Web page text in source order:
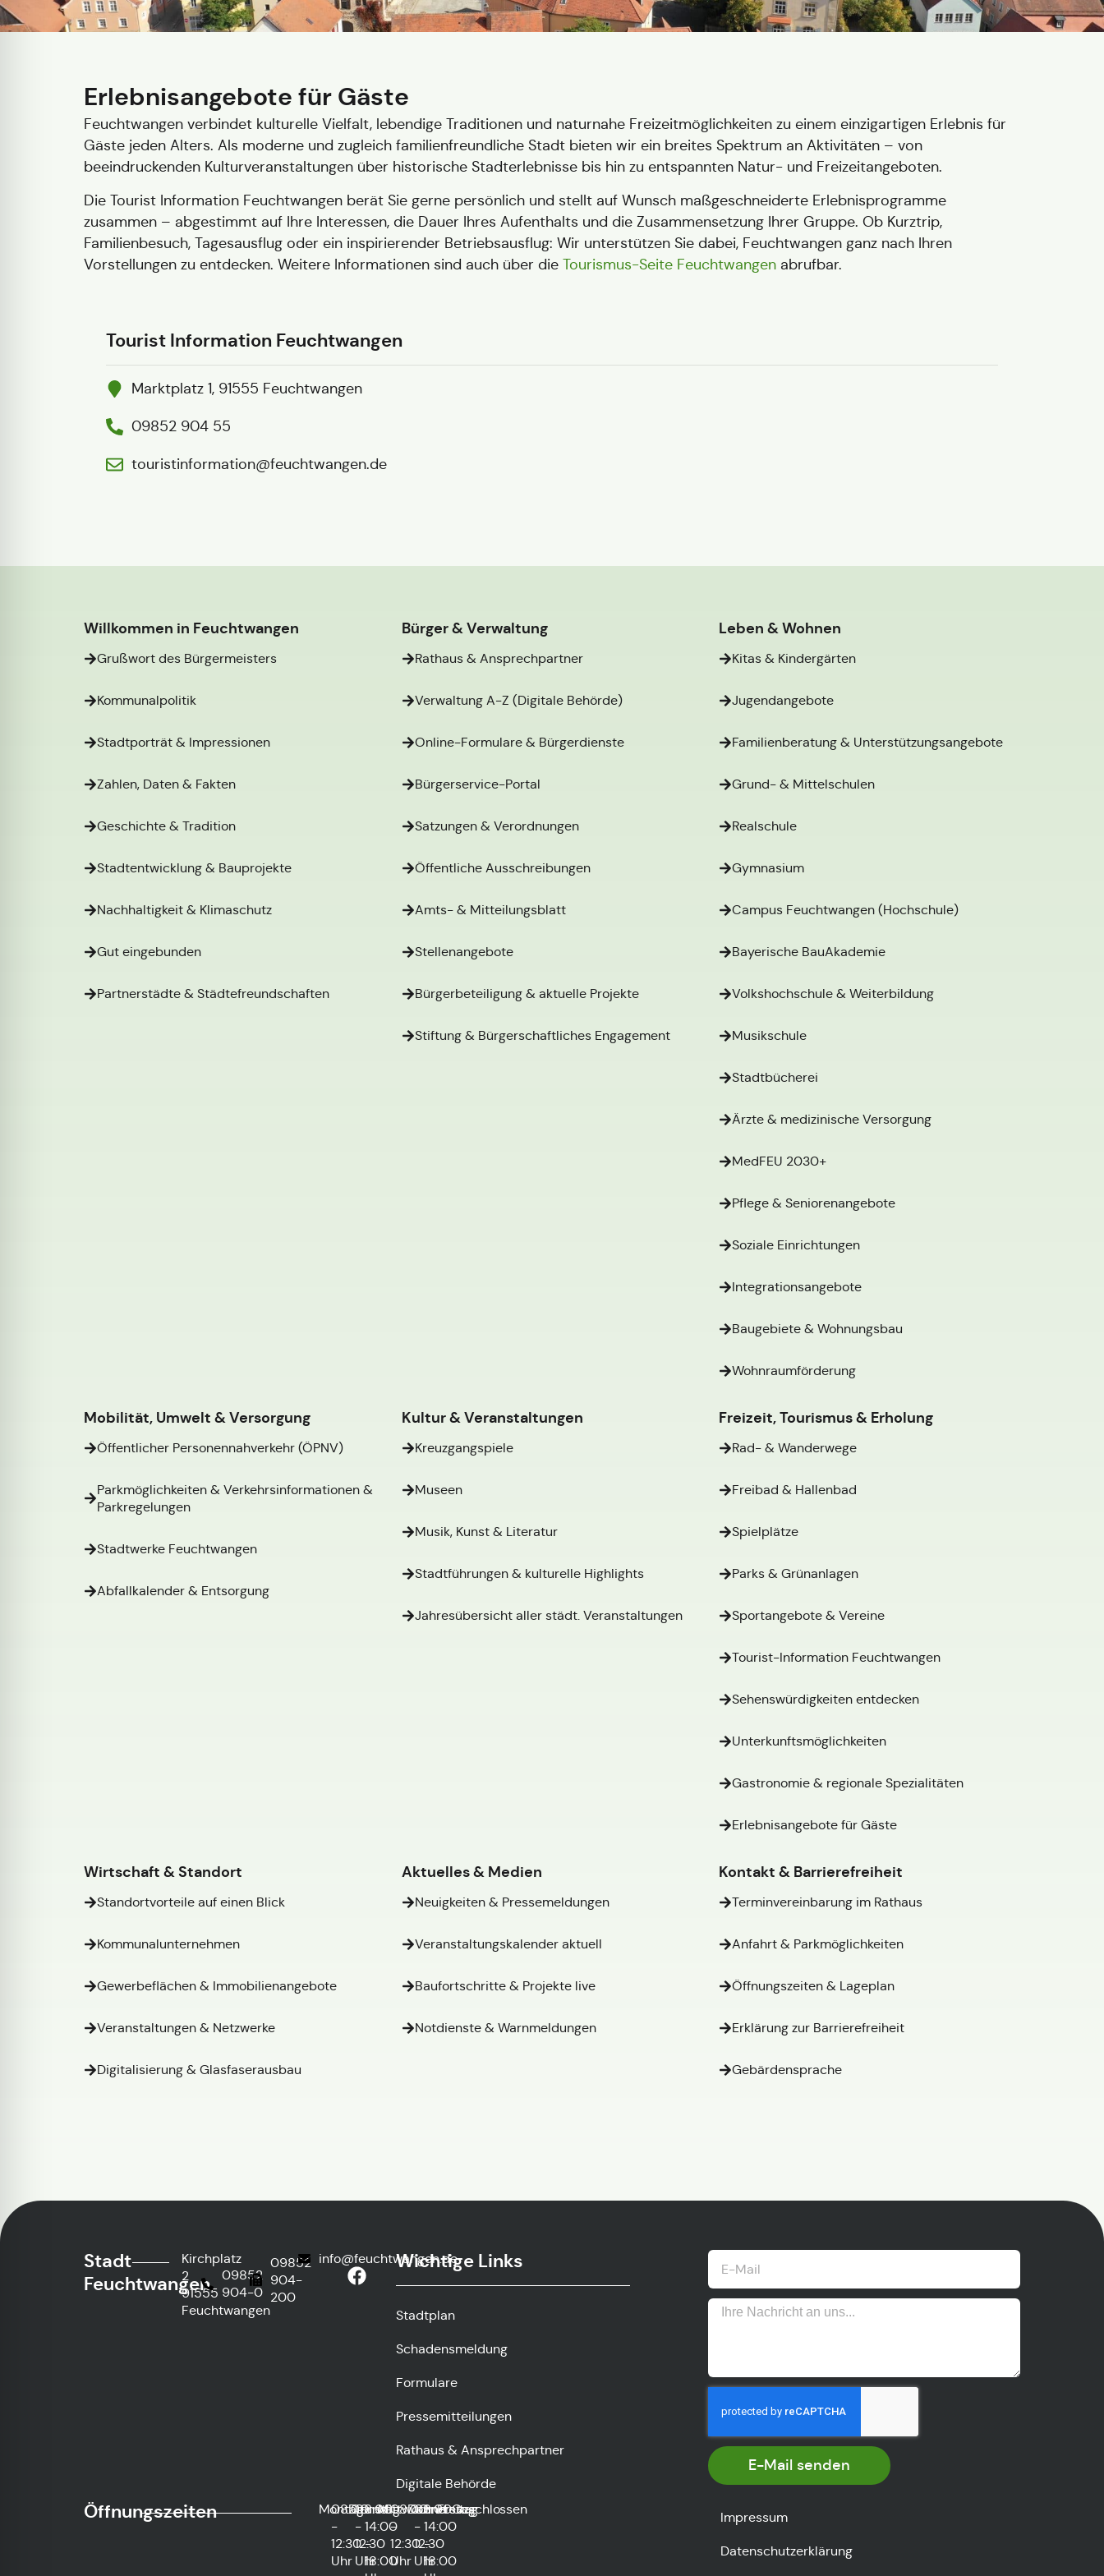
Erlebnisangebote für Gäste
Feuchtwangen verbindet kulturelle Vielfalt, lebendige Traditionen und naturnahe Freizeitmöglichkeiten zu einem einzigartigen Erlebnis für
Gäste jeden Alters. Als moderne und zugleich familienfreundliche Stadt bieten wir ein breites Spektrum an Aktivitäten – von
beeindruckenden Kulturveranstaltungen über historische Stadterlebnisse bis hin zu entspannten Natur- und Freizeitangeboten.
Die Tourist Information Feuchtwangen berät Sie gerne persönlich und stellt auf Wunsch maßgeschneiderte Erlebnisprogramme
zusammen – abgestimmt auf Ihre Interessen, die Dauer Ihres Aufenthalts und die Zusammensetzung Ihrer Gruppe. Ob Kurztrip,
Familienbesuch, Tagesausflug oder ein inspirierender Betriebsausflug: Wir unterstützen Sie dabei, Feuchtwangen ganz nach Ihren
Vorstellungen zu entdecken. Weitere Informationen sind auch über die Tourismus-Seite Feuchtwangen abrufbar.
Tourist Information Feuchtwangen
Marktplatz 1, 91555 Feuchtwangen
09852 904 55
touristinformation@feuchtwangen.de
Willkommen in Feuchtwangen
Grußwort des Bürgermeisters
Kommunalpolitik
Stadtporträt & Impressionen
Zahlen, Daten & Fakten
Geschichte & Tradition
Stadtentwicklung & Bauprojekte
Nachhaltigkeit & Klimaschutz
Gut eingebunden
Partnerstädte & Städtefreundschaften
Bürger & Verwaltung
Rathaus & Ansprechpartner
Verwaltung A-Z (Digitale Behörde)
Online-Formulare & Bürgerdienste
Bürgerservice-Portal
Satzungen & Verordnungen
Öffentliche Ausschreibungen
Amts- & Mitteilungsblatt
Stellenangebote
Bürgerbeteiligung & aktuelle Projekte
Stiftung & Bürgerschaftliches Engagement
Leben & Wohnen
Kitas & Kindergärten
Jugendangebote
Familienberatung & Unterstützungsangebote
Grund- & Mittelschulen
Realschule
Gymnasium
Campus Feuchtwangen (Hochschule)
Bayerische BauAkademie
Volkshochschule & Weiterbildung
Musikschule
Stadtbücherei
Ärzte & medizinische Versorgung
MedFEU 2030+
Pflege & Seniorenangebote
Soziale Einrichtungen
Integrationsangebote
Baugebiete & Wohnungsbau
Wohnraumförderung
Mobilität, Umwelt & Versorgung
Öffentlicher Personennahverkehr (ÖPNV)
Parkmöglichkeiten & Verkehrsinformationen &
Parkregelungen
Stadtwerke Feuchtwangen
Abfallkalender & Entsorgung
Kultur & Veranstaltungen
Kreuzgangspiele
Museen
Musik, Kunst & Literatur
Stadtführungen & kulturelle Highlights
Jahresübersicht aller städt. Veranstaltungen
Freizeit, Tourismus & Erholung
Rad- & Wanderwege
Freibad & Hallenbad
Spielplätze
Parks & Grünanlagen
Sportangebote & Vereine
Tourist-Information Feuchtwangen
Sehenswürdigkeiten entdecken
Unterkunftsmöglichkeiten
Gastronomie & regionale Spezialitäten
Erlebnisangebote für Gäste
Wirtschaft & Standort
Standortvorteile auf einen Blick
Kommunalunternehmen
Gewerbeflächen & Immobilienangebote
Veranstaltungen & Netzwerke
Digitalisierung & Glasfaserausbau
Aktuelles & Medien
Neuigkeiten & Pressemeldungen
Veranstaltungskalender aktuell
Baufortschritte & Projekte live
Notdienste & Warnmeldungen
Kontakt & Barrierefreiheit
Terminvereinbarung im Rathaus
Anfahrt & Parkmöglichkeiten
Öffnungszeiten & Lageplan
Erklärung zur Barrierefreiheit
Gebärdensprache
Stadt
Feuchtwangen
Kirchplatz
2
91555
Feuchtwangen
09852
904-0
09852
904-
200
info@feuchtwangen.deWichtige Links
Stadtplan
Schadensmeldung
Formulare
Pressemitteilungen
Rathaus & Ansprechpartner
Digitale Behörde
E-Mail senden
Öffnungszeiten Montag
08:00
-
12:30
Uhr
Dienstag
08:00
-
12:30
Uhr
und
14:00
-
18:00
Mittwoch
08:00
-
12:30
Uhr
Donnerstag
08:00
-
12:30
Uhr
und
14:00
-
18:00
Freitag
Geschlossen
Impressum
Datenschutzerklärung